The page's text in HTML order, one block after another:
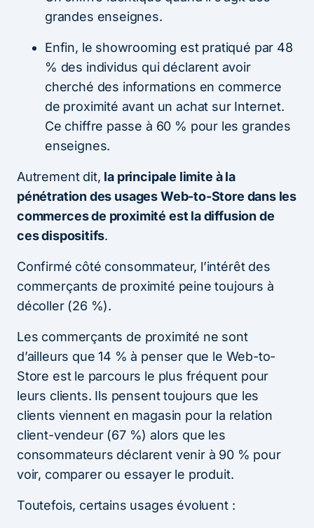
grandes enseignes.
Enfin, le showrooming est pratiqué par 48
% des individus qui déclarent avoir
cherché des informations en commerce
de proximité avant un achat sur Internet.
Ce chiffre passe à 60 % pour les grandes
enseignes.
Autrement dit, la principale limite à la
pénétration des usages Web-to-Store dans les
commerces de proximité est la diffusion de
ces dispositifs.
Confirmé côté consommateur, l’intérêt des
commerçants de proximité peine toujours à
décoller (26 %).
Les commerçants de proximité ne sont
d’ailleurs que 14 % à penser que le Web-to-
Store est le parcours le plus fréquent pour
leurs clients. Ils pensent toujours que les
clients viennent en magasin pour la relation
client-vendeur (67 %) alors que les
consommateurs déclarent venir à 90 % pour
voir, comparer ou essayer le produit.
Toutefois, certains usages évoluent :